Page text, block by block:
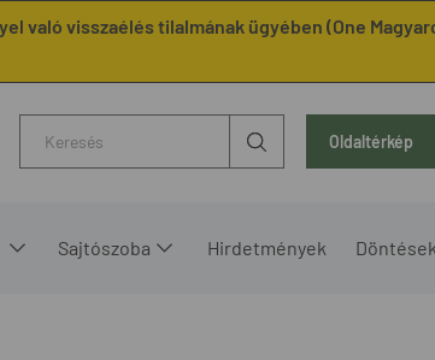
való visszaélés tilalmának ügyében (One
Oldaltérkép
Sajtószoba Hirdetmények Döntések